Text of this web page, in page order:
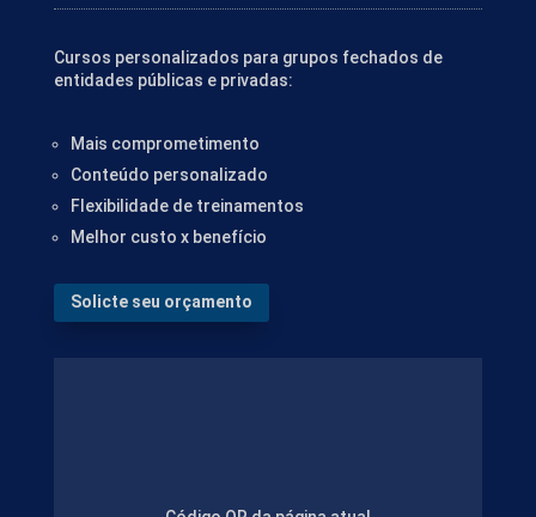
Cursos personalizados para grupos fechados de
entidades públicas e privadas:
Mais comprometimento
Conteúdo personalizado
Flexibilidade de treinamentos
Melhor custo x benefício
Solicte seu orçamento